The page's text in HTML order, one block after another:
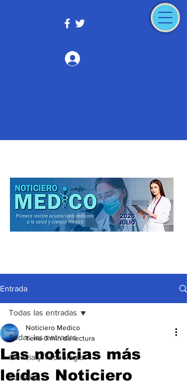
Entrada
Todas las entradas
Ciencia y Tecnología
Editorial
Todas las entradas
Las noticias más
leídas Noticiero
Noticiero Medico
1 ene 0 min de lectura